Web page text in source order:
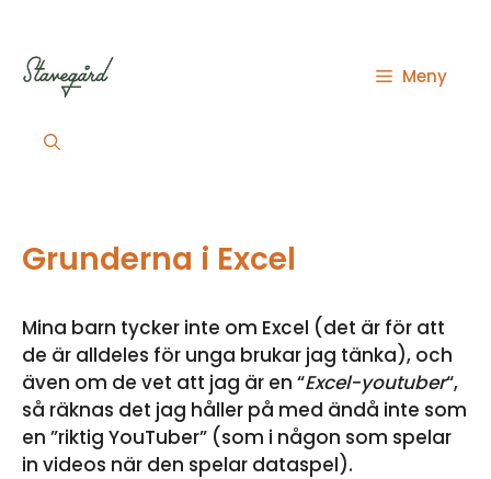
innehåll
Meny
Grunderna i Excel
Mina barn tycker inte om Excel (det är för att
de är alldeles för unga brukar jag tänka), och
även om de vet att jag är en “Excel-youtuber“,
så räknas det jag håller på med ändå inte som
en ”riktig YouTuber” (som i någon som spelar
in videos när den spelar dataspel).